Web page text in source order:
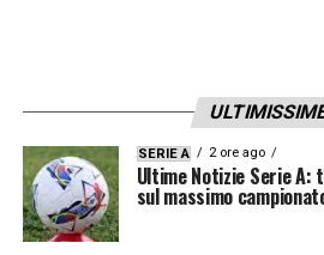
al massimo delle loro
così, devi dimostrare quello
farlo devi restare calmo,
movimenti dei compagni e
SERIE A 2 ore ago
Ultime Notizie Serie
sul massimo